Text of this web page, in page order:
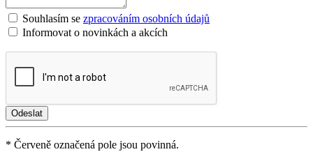
Souhlasím se zpracováním osobních údajů
Informovat o novinkách a akcích
* Červeně označená pole jsou povinná.